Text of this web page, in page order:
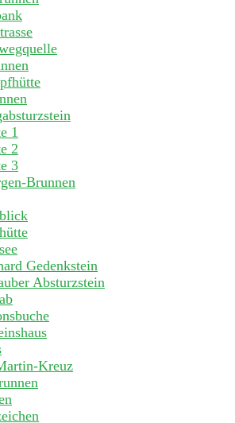
1
2
3
Brunnen
Gedenkstein
Absturzstein
Kreuz